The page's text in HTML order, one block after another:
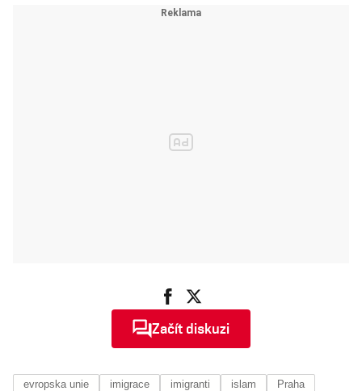
Začít diskuzi
evropska unie imigrace imigranti islam Praha